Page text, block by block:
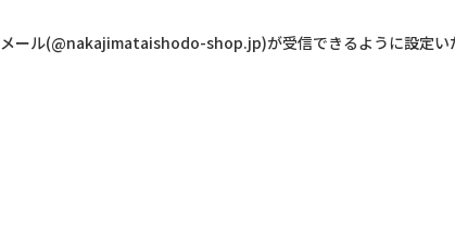
ール(@nakajimataishodo-shop.jp)が受信できるように設定